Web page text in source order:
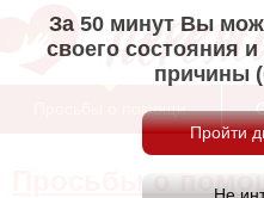
За 50 минут Вы
своего состояния
причины
Просьбы о помощи
Просьбы о